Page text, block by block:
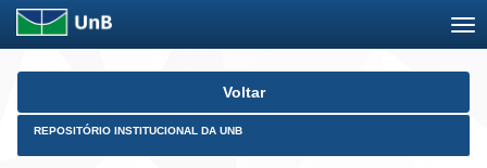
Skip
Voltar
REPOSITÓRIO INSTITUCIONAL DA UNB